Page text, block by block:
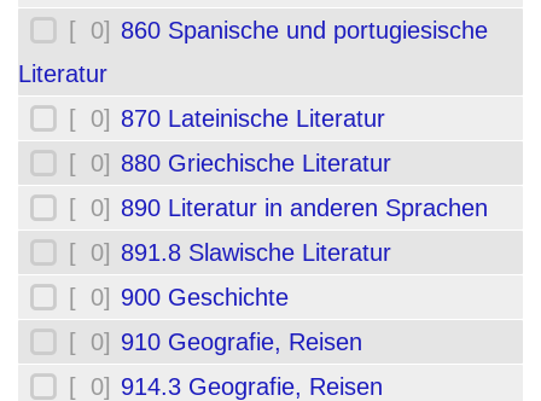
[ 0] 860 Spanische und portugiesische
Literatur
[ 0] 870 Lateinische Literatur
[ 0] 880 Griechische Literatur
[ 0] 890 Literatur in anderen Sprachen
[ 0] 891.8 Slawische Literatur
[ 0] 900 Geschichte
[ 0] 910 Geografie, Reisen
[ 0] 914.3 Geografie, Reisen